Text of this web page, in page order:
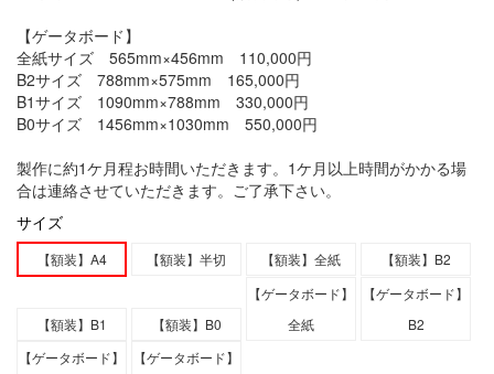
【ゲータボード】
全紙サイズ 565mm×456mm 110,000円
B2サイズ 788mm×575mm 165,000円
B1サイズ 1090mm×788mm 330,000円
B0サイズ 1456mm×1030mm 550,000円
製作に約1ケ月程お時間いただきます。1ケ月以上時間がかかる場
合は連絡させていただきます。ご了承下さい。
サイズ
【額装】A4 【額装】半切 【額装】全紙 【額装】B2
【額装】B1 【額装】B0
【ゲータボード】
全紙
【ゲータボード】
B2
【ゲータボード】
【ゲータボード】